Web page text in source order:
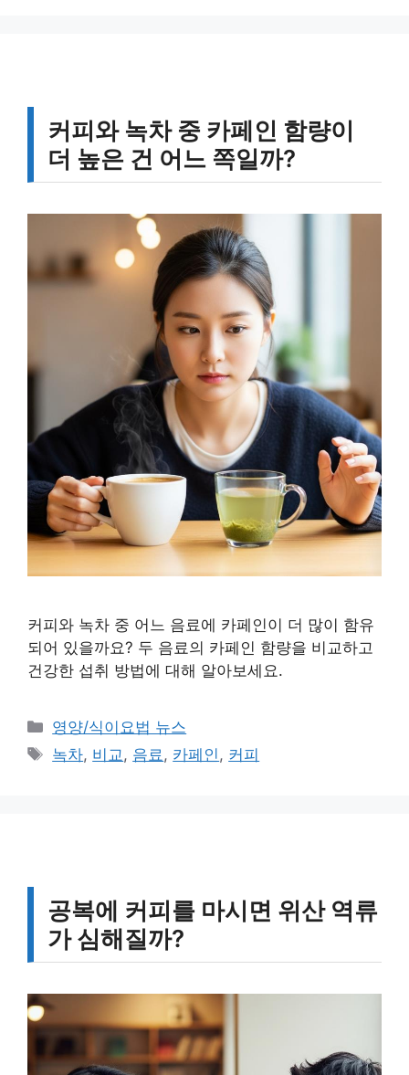
커피와 녹차 중 카페인 함량이
더 높은 건 어느 쪽일까?
커피와 녹차 중 어느 음료에 카페인이 더 많이 함유
되어 있을까요? 두 음료의 카페인 함량을 비교하고
건강한 섭취 방법에 대해 알아보세요.
카
테
고
영양/식이요법 뉴스
태
녹차, 비교 , 음료 , 카페인 , 커피
공복에 커피를 마시면 위산 역류
가 심해질까?